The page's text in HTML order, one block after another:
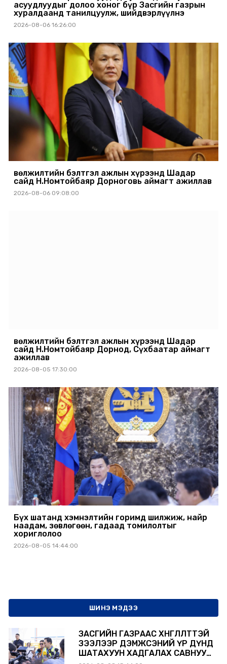
асуудлуудыг долоо хоног бүр Засгийн газрын
хуралдаанд танилцуулж, шийдвэрлүүлнэ
2026-08-06 16:26:00
Өвөлжилтийн бэлтгэл ажлын хүрээнд Шадар
сайд Н.Номтойбаяр Дорноговь аймагт ажиллав
2026-08-06 09:08:00
Өвөлжилтийн бэлтгэл ажлын хүрээнд Шадар
сайд Н.Номтойбаяр Дорнод, Сүхбаатар аймагт
ажиллав
2026-08-05 17:30:00
Бүх шатанд хэмнэлтийн горимд шилжиж, найр
наадам, зөвлөгөөн, гадаад томилолтыг
хориглолоо
2026-08-05 14:44:00
ШИНЭ МЭДЭЭ
ЗАСГИЙН ГАЗРААС ХӨНГӨЛӨЛТТЭЙ
ЗЭЭЛЭЭР ДЭМЖСЭНИЙ ҮР ДҮНД
ШАТАХУУН ХАДГАЛАХ САВНУУД